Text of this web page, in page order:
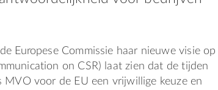
Europese Commissie haar nieuwe visie op
on CSR) laat zien dat de tijden
voor de EU een vrijwillige keuze en